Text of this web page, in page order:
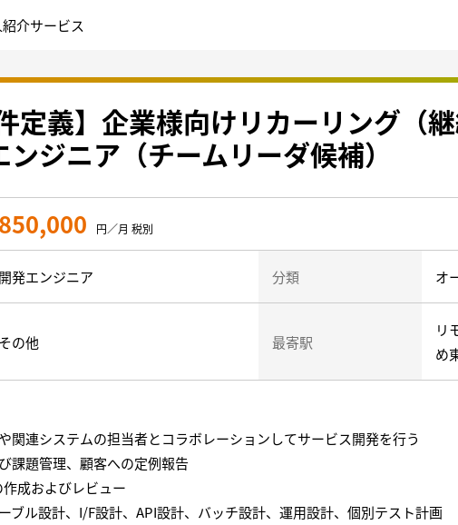
介サービス
定義】企業様向けリカーリング（
ジニア（チームリーダ候補）
850,000 円／月 税別
開発エンジニア 分類 オ
その他 最寄駅
リ
め
や関連システムの担当者とコラボレーションしてサービス開発を
課題管理、顧客への定例報告
成およびレビュー
ブル設計、I/F設計、API設計、バッチ設計、運用設計、個別テスト計画